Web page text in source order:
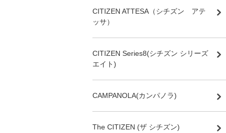
CITIZEN ATTESA（シチズン アテ
ッサ）
CITIZEN Series8(シチズン シリーズ
エイト)
CAMPANOLA(カンパノラ)
The CITIZEN (ザ シチズン)